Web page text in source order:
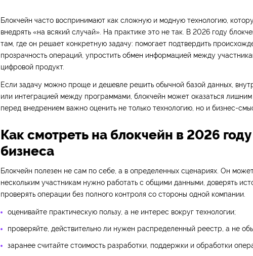
Блокчейн часто воспринимают как сложную и модную технологию,
внедрять «на всякий случай». На практике это не так. В 2026 году
там, где он решает конкретную задачу: помогает подтвердить
прозрачность операций, упростить обмен информацией между
цифровой продукт.
Если задачу можно проще и дешевле решить обычной базой данных,
или интеграцией между программами, блокчейн может оказаться
перед внедрением важно оценить не только технологию, но и бизнес-
Как смотреть на блокчейн в 2026
бизнеса
Блокчейн полезен не сам по себе, а в определенных сценариях. Он
нескольким участникам нужно работать с общими данными, доверять
проверять операции без полного контроля со стороны одной компании.
оценивайте практическую пользу, а не интерес вокруг технологии;
проверяйте, действительно ли нужен распределенный реестр, а не
заранее считайте стоимость разработки, поддержки и обработки